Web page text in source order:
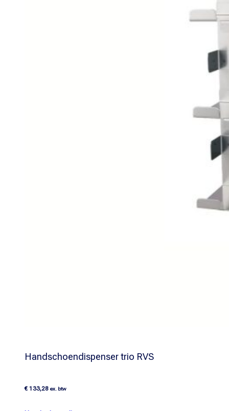
Handschoendispenser trio RVS
€ 133,28 ex. btw